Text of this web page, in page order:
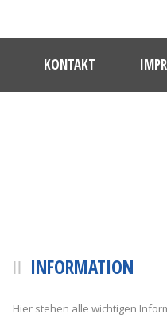
KONTAKT
INFORMATION
Hier stehen alle wichtigen